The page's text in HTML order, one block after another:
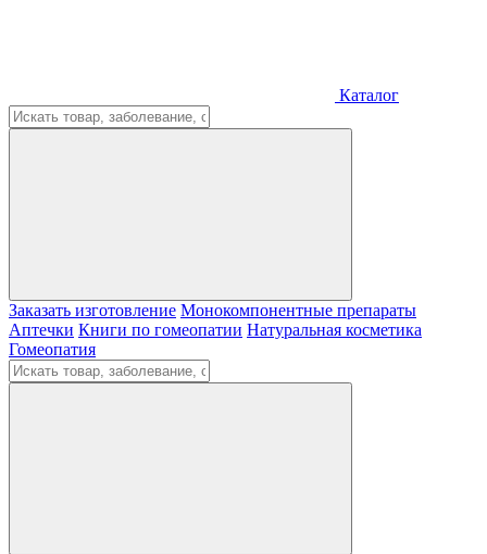
Каталог
Заказать изготовление Монокомпонентные препараты
Аптечки Книги по гомеопатии Натуральная косметика
Гомеопатия